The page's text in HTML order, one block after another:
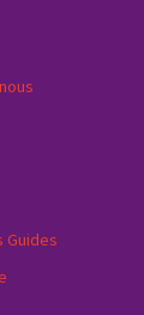
Guides